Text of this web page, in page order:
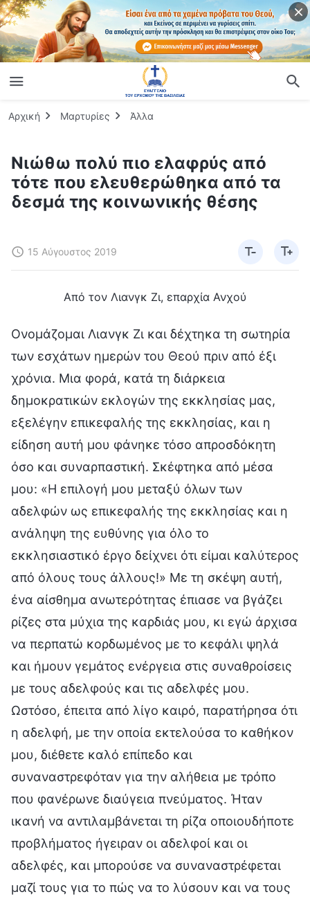
Αρχική Μαρτυρίες Άλλα
Νιώθω πολύ πιο ελαφρύς από
τότε που ελευθερώθηκα από τα
δεσμά της κοινωνικής θέσης
15 Αύγουστος 2019
Από τον Λιανγκ Ζι, επαρχία Ανχού
Ονομάζομαι Λιανγκ Ζι και δέχτηκα τη σωτηρία
των εσχάτων ημερών του Θεού πριν από έξι
χρόνια. Μια φορά, κατά τη διάρκεια
δημοκρατικών εκλογών της εκκλησίας μας,
εξελέγην επικεφαλής της εκκλησίας, και η
είδηση αυτή μου φάνηκε τόσο απροσδόκητη
όσο και συναρπαστική. Σκέφτηκα από μέσα
μου: «Η επιλογή μου μεταξύ όλων των
αδελφών ως επικεφαλής της εκκλησίας και η
ανάληψη της ευθύνης για όλο το
εκκλησιαστικό έργο δείχνει ότι είμαι καλύτερος
από όλους τους άλλους!» Με τη σκέψη αυτή,
ένα αίσθημα ανωτερότητας έπιασε να βγάζει
ρίζες στα μύχια της καρδιάς μου, κι εγώ άρχισα
να περπατώ κορδωμένος με το κεφάλι ψηλά
και ήμουν γεμάτος ενέργεια στις συναθροίσεις
με τους αδελφούς και τις αδελφές μου.
Ωστόσο, έπειτα από λίγο καιρό, παρατήρησα ότι
η αδελφή, με την οποία εκτελούσα το καθήκον
μου, διέθετε καλό επίπεδο και
συναναστρεφόταν για την αλήθεια με τρόπο
που φανέρωνε διαύγεια πνεύματος. Ήταν
ικανή να αντιλαμβάνεται τη ρίζα οποιουδήποτε
προβλήματος ήγειραν οι αδελφοί και οι
αδελφές, και μπορούσε να συναναστρέφεται
μαζί τους για το πώς να το λύσουν και να τους